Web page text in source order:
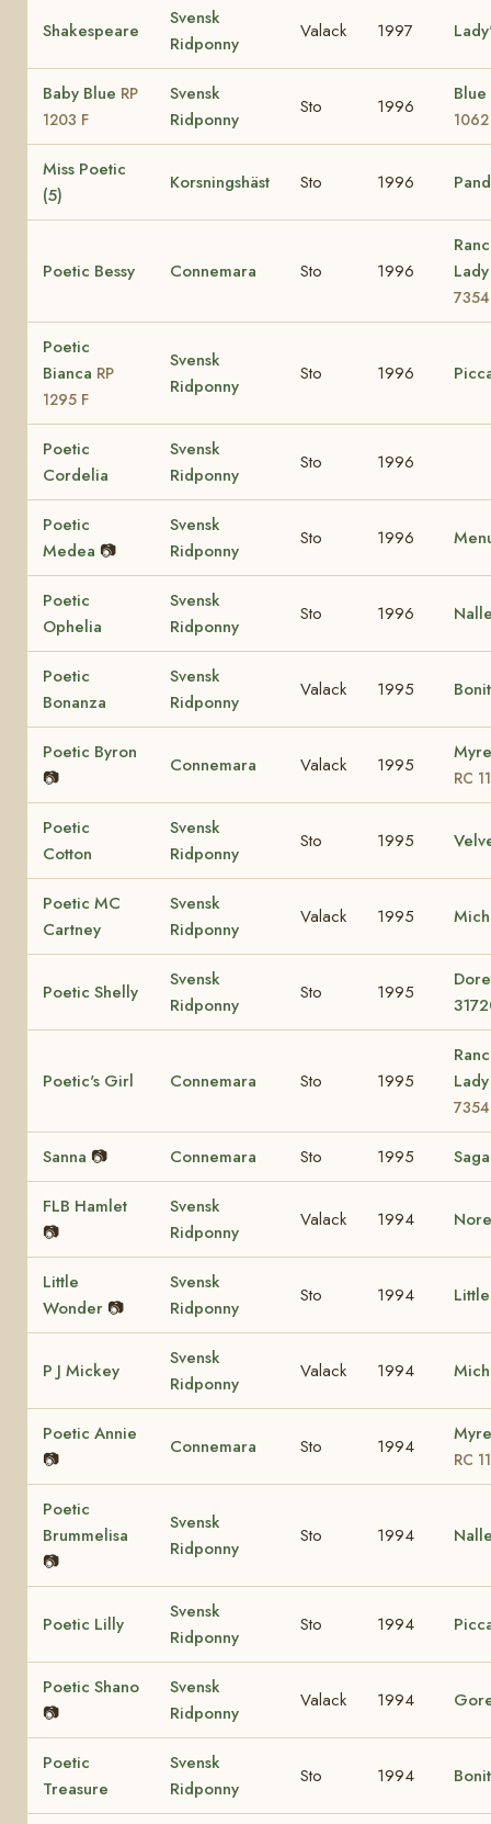
Shakespeare
Svensk
Ridponny
Valack 1997
Baby Blue RP
1203 F
Svensk
Ridponny
Sto 1996
1062
Miss Poetic
(5)
Korsningshäst Sto 1996
Poetic Bessy Connemara Sto 1996
7354
Poetic
Bianca RP
1295 F
Svensk
Ridponny
Sto 1996
Poetic
Cordelia
Svensk
Ridponny
Sto 1996
Poetic
Medea 📷
Svensk
Ridponny
Sto 1996
Poetic
Ophelia
Svensk
Ridponny
Sto 1996
Poetic
Bonanza
Svensk
Ridponny
Valack 1995
Poetic Byron
📷
Connemara Valack 1995
RC
Poetic
Cotton
Svensk
Ridponny
Sto 1995
Poetic MC
Cartney
Svensk
Ridponny
Valack 1995
Poetic Shelly
Svensk
Ridponny
Sto 1995
Poetic's Girl Connemara Sto 1995
7354
Sanna 📷 Connemara Sto 1995
FLB Hamlet
📷
Svensk
Ridponny
Valack 1994
Little
Wonder 📷
Svensk
Ridponny
Sto 1994
P J Mickey
Svensk
Ridponny
Valack 1994
Poetic Annie
📷
Connemara Sto 1994
RC
Poetic
Brummelisa
📷
Svensk
Ridponny
Sto 1994
Poetic Lilly
Svensk
Ridponny
Sto 1994
Poetic Shano
📷
Svensk
Ridponny
Valack 1994
Poetic
Treasure
Svensk
Ridponny
Sto 1994